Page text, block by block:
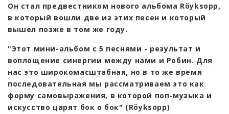
Он стал предвестником нового альбома Röyksopp,
в который вошли две из этих песен и который
вышел позже в том же году.
"Этот мини-альбом с 5 песнями - результат и
воплощение синергии между нами и Робин. Для
нас это широкомасштабная, но в то же время
последовательная мы рассматриваем это как
форму самовыражения, в которой поп-музыка и
искусство царят бок о бок" (Röyksopp)